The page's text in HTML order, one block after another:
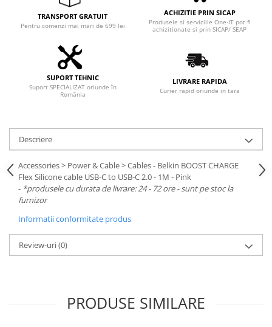
Placi de Baza
Placi Video
Carcase
Surse
Cooler
Servere & Componente
Componente Server
Servere
TRANSPORT GRATUIT
Pentru comenzi mai mari de 699 lei
ACHIZITIE PRIN SICAP
Produsele si serviciile One-IT pot fi
achizitionate si prin SICAP/ SEAP
SUPORT TEHNIC
Suport SPECIALIZAT oriunde în
România
LIVRARE RAPIDA
Curier rapid oriunde in tara
Descriere
Accessories > Power & Cable > Cables - Belkin BOOST CHARGE
Flex Silicone cable USB-C to USB-C 2.0 - 1M - Pink
- *produsele cu durata de livrare: 24 - 72 ore - sunt pe stoc la
furnizor
Informatii conformitate produs
Review-uri(0)
PRODUSE SIMILARE